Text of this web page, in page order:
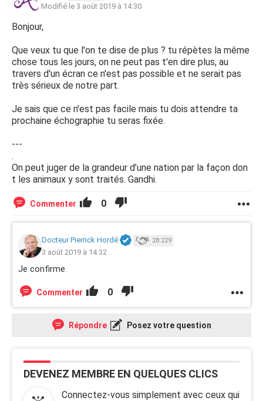
Modifié le 3 août 2019 à 14:30
Bonjour,
Que veux tu que l'on te dise de plus ? tu répètes la même
chose tous les jours, on ne peut pas t'en dire plus, au
travers d'un écran ce n'est pas possible et ne serait pas
très sérieux de notre part.
Je sais que ce n'est pas facile mais tu dois attendre ta
prochaine échographie tu seras fixée.
---
.
On peut juger de la grandeur d’une nation par la façon don
t les animaux y sont traités. Gandhi.
Commenter 0
Docteur Pierrick Hordé 28 229
3 août 2019 à 14:32
Je confirme
Commenter 0
Répondre Posez votre question
DEVENEZ MEMBRE EN QUELQUES CLICS
Connectez-vous simplement avec ceux qui